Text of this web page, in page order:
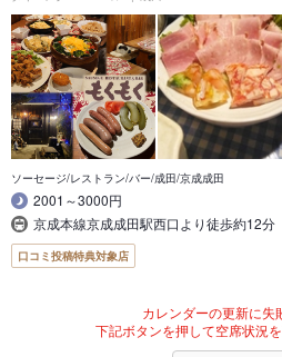
ソーセージ/レストラン/バー/成田/京成成田
2001～3000円
京成本線京成成田駅西口より徒歩約12分
口コミ投稿特典対象店
カレンダーの更新に失
下記ボタンを押して空席状況を